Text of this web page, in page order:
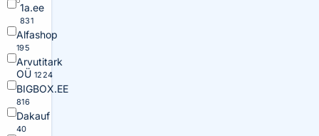
1a.ee
831
Alfashop
195
Arvutitark
OÜ 1224
BIGBOX.EE
816
Dakauf
40